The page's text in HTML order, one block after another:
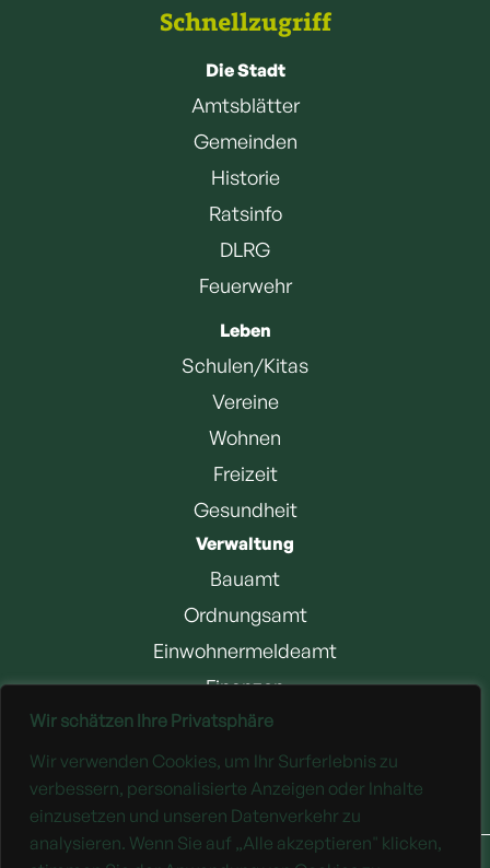
Wir schätzen Ihre Privatsphäre
Wir verwenden Cookies, um Ihr Surferlebnis zu
verbessern, personalisierte Anzeigen oder Inhalte
einzusetzen und unseren Datenverkehr zu
analysieren. Wenn Sie auf „Alle akzeptieren" klicken,
Schnellzugriff
Die Stadt
Amtsblätter
Gemeinden
Historie
Ratsinfo
DLRG
Feuerwehr
Leben
Schulen/Kitas
Vereine
Wohnen
Freizeit
Gesundheit
Verwaltung
Bauamt
Ordnungsamt
Einwohnermeldeamt
Finanzen
Jobangebote
Downloads